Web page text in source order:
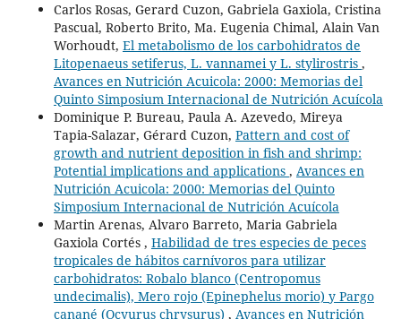
Carlos Rosas, Gerard Cuzon, Gabriela Gaxiola, Cristina
Pascual, Roberto Brito, Ma. Eugenia Chimal, Alain Van
Worhoudt, El metabolismo de los carbohidratos de
Litopenaeus setiferus, L. vannamei y L. stylirostris ,
Avances en Nutrición Acuicola: 2000: Memorias del
Quinto Simposium Internacional de Nutrición Acuícola
Dominique P. Bureau, Paula A. Azevedo, Mireya
Tapia-Salazar, Gérard Cuzon, Pattern and cost of
growth and nutrient deposition in fish and shrimp:
Potential implications and applications , Avances en
Nutrición Acuicola: 2000: Memorias del Quinto
Simposium Internacional de Nutrición Acuícola
Martin Arenas, Alvaro Barreto, Maria Gabriela
Gaxiola Cortés , Habilidad de tres especies de peces
tropicales de hábitos carnívoros para utilizar
carbohidratos: Robalo blanco (Centropomus
undecimalis), Mero rojo (Epinephelus morio) y Pargo
canané (Ocyurus chrysurus) , Avances en Nutrición